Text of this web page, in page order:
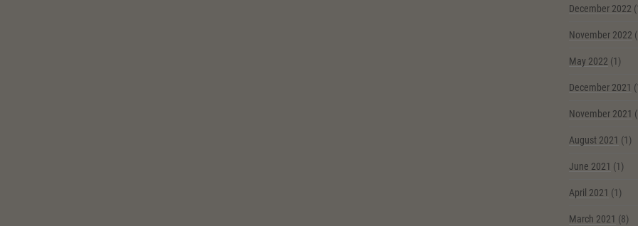
December 2022
November 2022
May 2022 (1)
December 2021
November 2021
August 2021 (1)
June 2021 (1)
April 2021 (1)
March 2021 (8)